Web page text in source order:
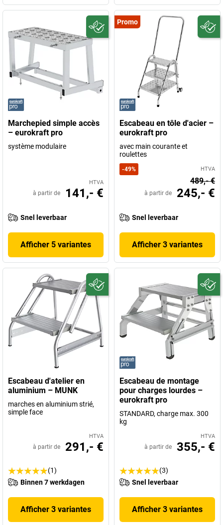
Marchepied simple accès
– eurokraft pro
système modulaire
HTVA
à partir de 141,- €
Snel leverbaar
Afficher 5 variantes
Promo
Escabeau en tôle d'acier –
eurokraft pro
avec main courante et
roulettes
-49% HTVA
489,- €
à partir de 245,- €
Snel leverbaar
Afficher 3 variantes
Escabeau d'atelier en
aluminium – MUNK
marches en aluminium strié,
simple face
HTVA
à partir de 291,- €
(1)
Binnen 7 werkdagen
Afficher 3 variantes
Escabeau de montage
pour charges lourdes –
eurokraft pro
STANDARD, charge max. 300
kg
HTVA
à partir de 355,- €
(3)
Snel leverbaar
Afficher 3 variantes